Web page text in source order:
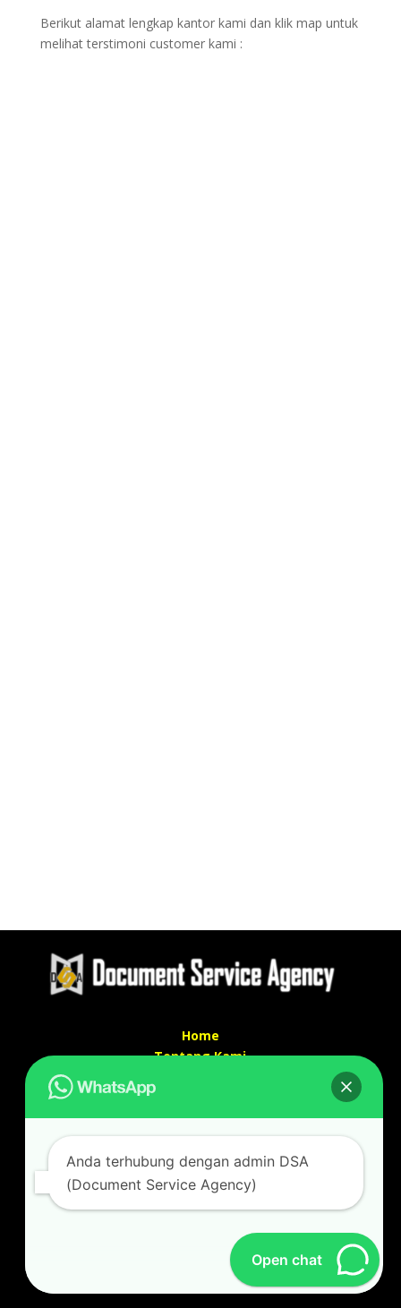
Berikut alamat lengkap kantor kami dan klik map untuk
melihat terstimoni customer kami :
Home
Tentang Kami
Kontak kami
Alamat kantor :
Jl Swadaya Pam No 6 Rt 006 Rw 007 Jatinegara,
Cakung, Jakarta Timur 13930
087887631193 / 021 48671259
documentsserviceagency@gmail.com
Anda terhubung dengan admin DSA
(Document Service Agency)
Open chat